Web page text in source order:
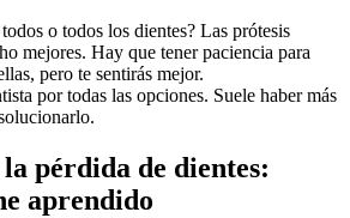
o todos los dientes? Las prótesis
mejores. Hay que tener paciencia para
pero te sentirás mejor.
por todas las opciones. Suele haber más
pérdida de dientes:
aprendido